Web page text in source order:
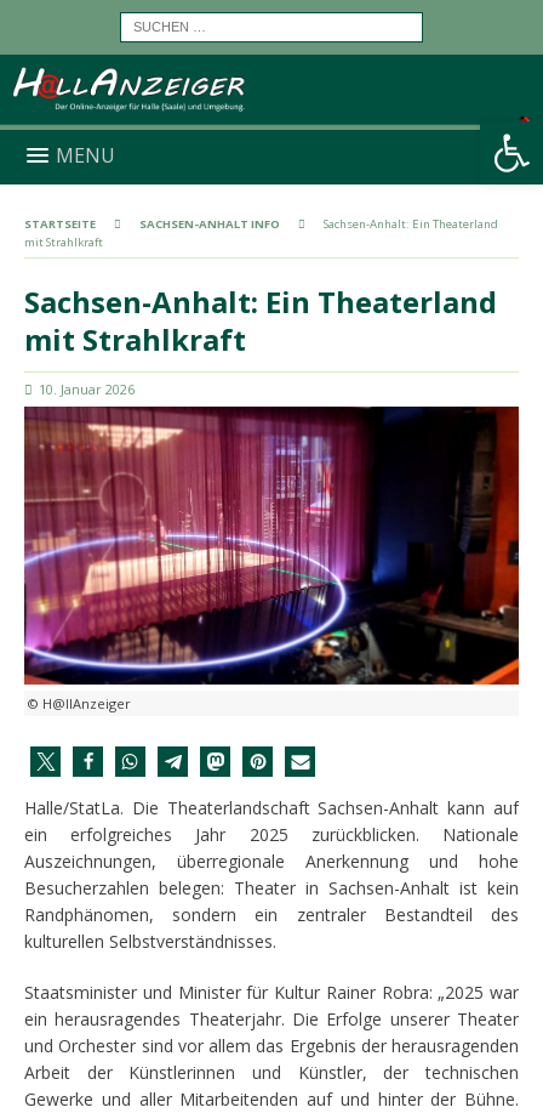
Werkzeugleiste öffnen
MENU
STARTSEITE SACHSEN-ANHALT INFO
Sachsen-Anhalt: Ein Theaterland
mit Strahlkraft
Sachsen-Anhalt: Ein Theaterland
mit Strahlkraft
10. Januar 2026
© H@llAnzeiger
Halle/StatLa. Die Theaterlandschaft Sachsen-Anhalt kann auf
ein erfolgreiches Jahr 2025 zurückblicken. Nationale
Auszeichnungen, überregionale Anerkennung und hohe
Besucherzahlen belegen: Theater in Sachsen-Anhalt ist kein
Randphänomen, sondern ein zentraler Bestandteil des
kulturellen Selbstverständnisses.
Staatsminister und Minister für Kultur Rainer Robra: „2025 war
ein herausragendes Theaterjahr. Die Erfolge unserer Theater
und Orchester sind vor allem das Ergebnis der herausragenden
Arbeit der Künstlerinnen und Künstler, der technischen
Gewerke und aller Mitarbeitenden auf und hinter der Bühne.